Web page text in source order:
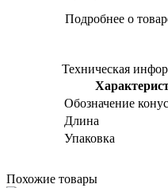
Подробнее о
Техническая
Обозначение
Длина
Упаковка
Похожие товары